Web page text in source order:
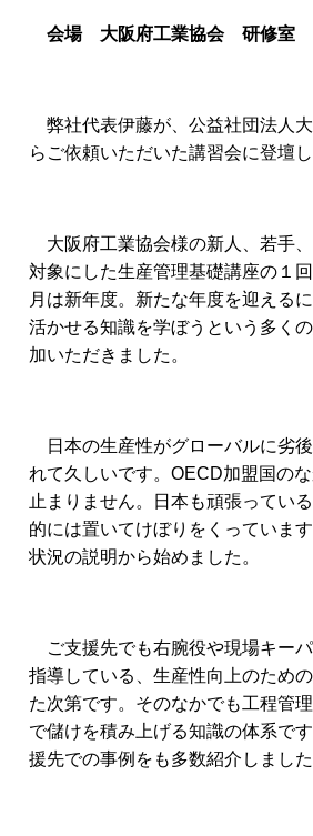
会場 大阪府工業協会 研修室
弊社代表伊藤が、公益社団法人
らご依頼いただいた講習会に登壇し
大阪府工業協会様の新人、若手
対象にした生産管理基礎講座の１
月は新年度。新たな年度を迎える
活かせる知識を学ぼうという多く
加いただきました。
日本の生産性がグローバルに劣
れて久しいです。OECD加盟国の
止まりません。日本も頑張ってい
的には置いてけぼりをくっていま
状況の説明から始めました。
ご支援先でも右腕役や現場キー
指導している、生産性向上のため
た次第です。そのなかでも工程管
で儲けを積み上げる知識の体系で
援先での事例をも多数紹介しました